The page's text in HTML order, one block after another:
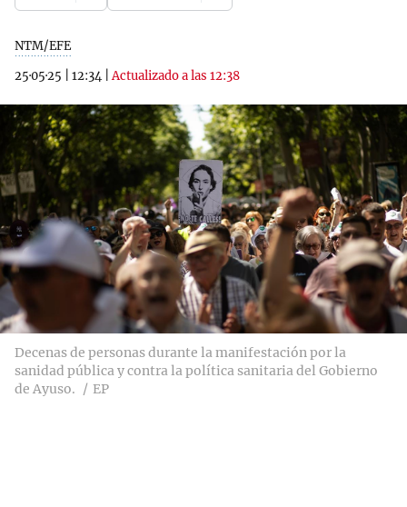
NTM/EFE
25·05·25
12:34 |Actualizado a las 12:38
Decenas de personas durante la manifestación por la
sanidad pública y contra la política sanitaria del Gobierno
de Ayuso.
EP